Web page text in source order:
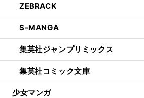
ZEBRACK
S-MANGA
集英社ジャンプリミックス
集英社コミック文庫
少女マンガ